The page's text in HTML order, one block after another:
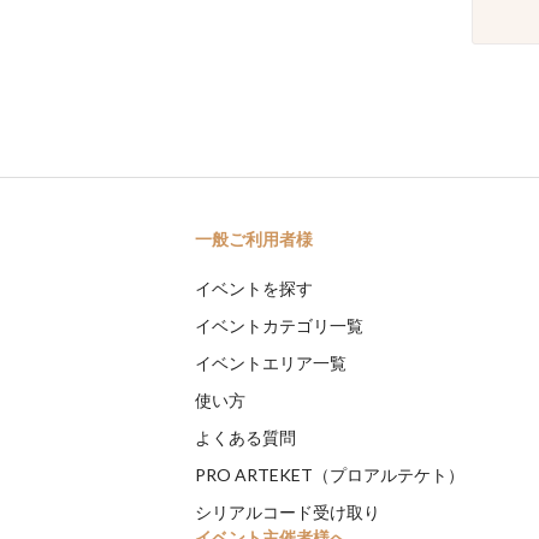
一般ご利用者様
イベントを探す
イベントカテゴリ一覧
イベントエリア一覧
使い方
よくある質問
PRO ARTEKET（プロアルテケト）
シリアルコード受け取り